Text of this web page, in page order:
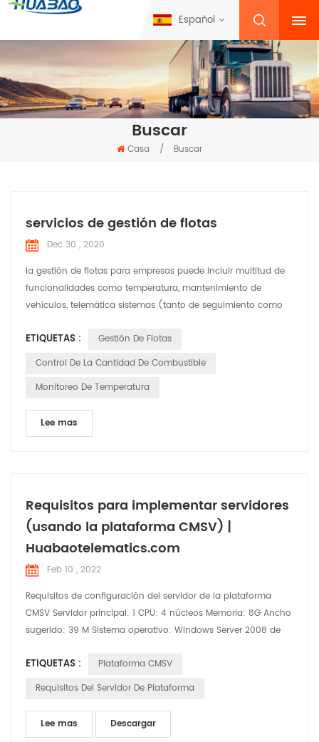
Español
Buscar
Casa / Buscar
servicios de gestión de flotas
Dec 30 , 2020
la gestión de flotas para empresas puede incluir multitud de
funcionalidades como temperatura, mantenimiento de
vehículos, telemática sistemas (tanto de seguimiento como
de combustible y gestión de la seguridad y salud de los
vehículos. controladores. Este tipo de servicios de gestión de
ETIQUETAS :
Gestión De Flotas
Control De La Cantidad De Combustible
Monitoreo De Temperatura
Lee mas
Requisitos para implementar servidores
(usando la plataforma CMSV) |
Huabaotelematics.com
Feb 10 , 2022
Requisitos de configuración del servidor de la plataforma
CMSV Servidor principal: 1 CPU: 4 núcleos Memoria: 8G Ancho
sugerido: 39 M Sistema operativo: Windows Server 2008 de
de datos GPS: 206 GB Disco de datos de seguridad activo:
3000 GB Requisitos de configuración y sistema de
ETIQUETAS :
Plataforma CMSV
Requisitos Del Servidor De Plataforma
Lee mas Descargar